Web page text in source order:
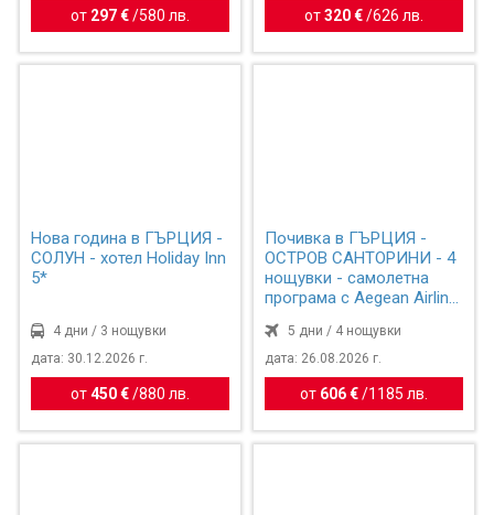
от 297 € /580 лв. от320 €/626 лв.
Нова година в ГЪРЦИЯ -
СОЛУН - хотел Holiday Inn
5*
4 дни / 3 нощувки
дата: 30.12.2026 г.
от450 € /880 лв.
Почивка в ГЪРЦИЯ -
ОСТРОВ САНТОРИНИ - 4
нощувки - самолетна
програма с Aegean Airlin...
5 дни / 4 нощувки
дата: 26.08.2026 г.
от 606 €/ 1185 лв.